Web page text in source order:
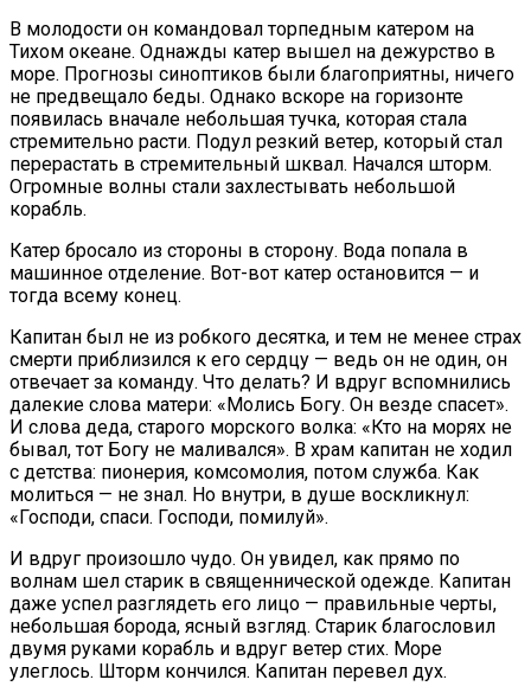
В молодости он командовал торпедным катером на
Тихом океане. Однажды катер вышел на дежурство в
море. Прогнозы синоптиков были благоприятны, ничего
не предвещало беды. Однако вскоре на горизонте
появилась вначале небольшая тучка, которая стала
стремительно расти. Подул резкий ветер, который стал
перерастать в стремительный шквал. Начался шторм.
Огромные волны стали захлестывать небольшой
корабль.
Катер бросало из стороны в сторону. Вода попала в
машинное отделение. Вот-вот катер остановится — и
тогда всему конец.
Капитан был не из робкого десятка, и тем не менее страх
смерти приблизился к его сердцу — ведь он не один, он
отвечает за команду. Что делать? И вдруг вспомнились
далекие слова матери: «Молись Богу. Он везде спасет».
И слова деда, старого морского волка: «Кто на морях не
бывал, тот Богу не маливался». В храм капитан не ходил
с детства: пионерия, комсомолия, потом служба. Как
молиться — не знал. Но внутри, в душе воскликнул:
«Господи, спаси. Господи, помилуй».
И вдруг произошло чудо. Он увидел, как прямо по
волнам шел старик в священнической одежде. Капитан
даже успел разглядеть его лицо — правильные черты,
небольшая борода, ясный взгляд. Старик благословил
двумя руками корабль и вдруг ветер стих. Море
улеглось. Шторм кончился. Капитан перевел дух.